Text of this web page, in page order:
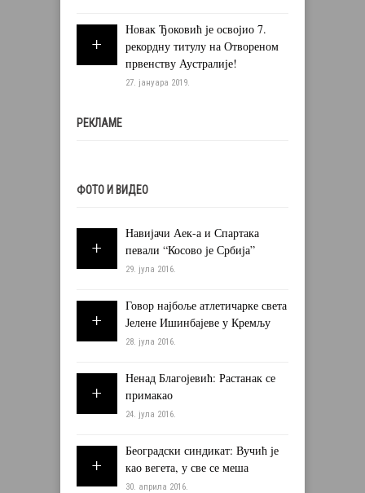
Новак Ђоковић је освојио 7.
рекордну титулу на Отвореном
првенству Аустралије!
27. јануара 2019.
РЕКЛАМЕ
ФОТО И ВИДЕО
Навијачи Аек-а и Спартака
певали “Косово је Србија”
29. јула 2016.
Говор најбоље атлетичарке света
Јелене Ишинбајеве у Кремљу
28. јула 2016.
Ненад Благојевић: Растанак се
примакао
24. јула 2016.
Београдски синдикат: Вучић је
као вегета, у све се меша
30. априла 2016.